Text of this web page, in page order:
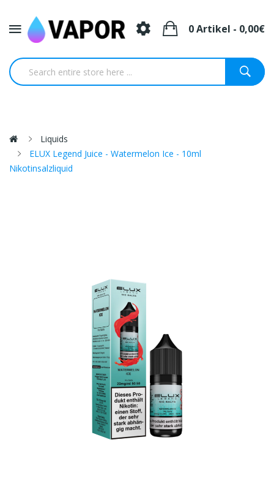
0 Artikel - 0,00€
Liquids
ELUX Legend Juice - Watermelon Ice - 10ml
Nikotinsalzliquid